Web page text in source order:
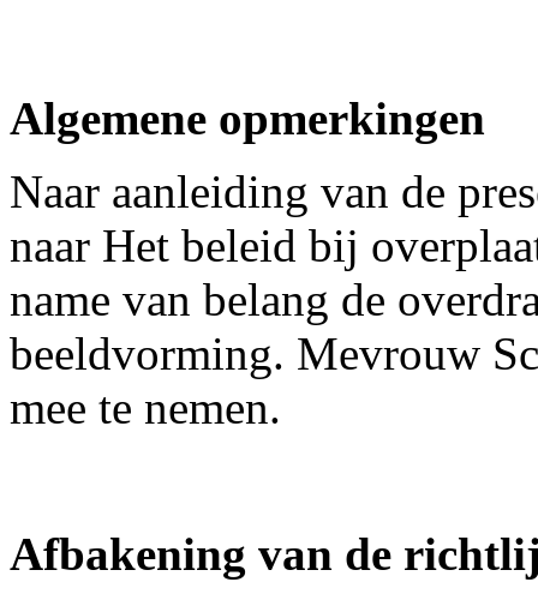
Algemene opmerkingen
Naar aanleiding van de
naar Het beleid bij
name van belang de
beeldvorming. Mevrouw
mee te nemen.
Afbakening van de